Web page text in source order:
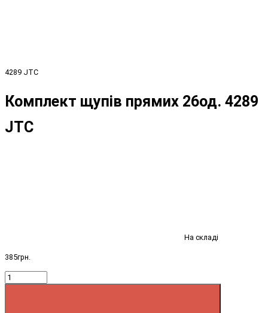
4289 JTC
Комплект щупів прямих 26од. 4289
JTC
На складі
385грн.